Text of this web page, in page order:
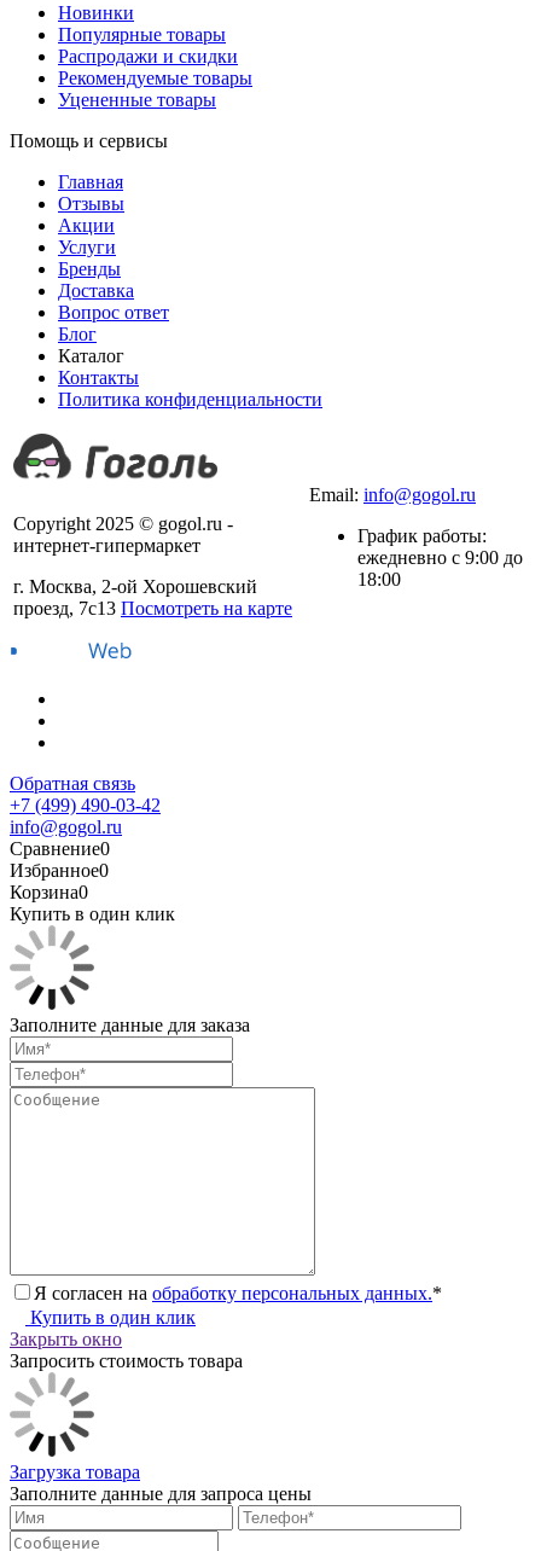
Новинки
Популярные товары
Распродажи и скидки
Рекомендуемые товары
Уцененные товары
Помощь и сервисы
Главная
Отзывы
Акции
Услуги
Бренды
Доставка
Вопрос ответ
Блог
Каталог
Контакты
Политика конфиденциальности
Copyright 2025 © gogol.ru -
интернет-гипермаркет
г. Москва, 2-ой Хорошевский
проезд, 7с13 Посмотреть на карте
Email: info@gogol.ru
График работы:
ежедневно с 9:00 до
18:00
Обратная связь
+7 (499) 490-03-42
info@gogol.ru
Сравнение0
Избранное0
Корзина0
Купить в один клик
Заполните данные для заказа
Я согласен на обработку персональных данных.*
Купить в один клик
Закрыть окно
Запросить стоимость товара
Загрузка товара
Заполните данные для запроса цены